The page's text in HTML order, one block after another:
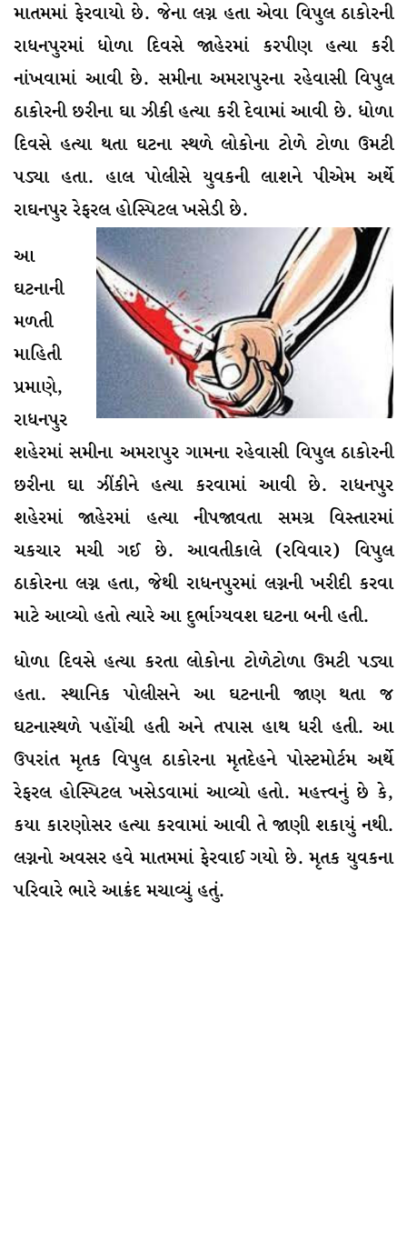
માતમમાં ફેરવાયો છે. જેના લગ્ન હતા એવા વિપુલ ઠાકોરની
રાધનપુરમાં ધોળા દિવસે જાહેરમાં કરપીણ હત્યા કરી
નાંખવામાં આવી છે. સમીના અમરાપુરના રહેવાસી વિપુલ
ઠાકોરની છરીના ઘા ઝીકી હત્યા કરી દેવામાં આવી છે. ધોળા
દિવસે હત્યા થતા ઘટના સ્થળે લોકોના ટોળે ટોળા ઉમટી
પડ્યા હતા. હાલ પોલીસે યુવકની લાશને પીએમ અર્થે
રાઘનપુર રેફરલ હોસ્પિટલ ખસેડી છે.
આ
ઘટનાની
મળતી
માહિતી
પ્રમાણે,
રાધનપુર
શહેરમાં સમીના અમરાપુર ગામના રહેવાસી વિપુલ ઠાકોરની
છરીના ઘા ઝીંકીને હત્યા કરવામાં આવી છે. રાધનપુર
શહેરમાં જાહેરમાં હત્યા નીપજાવતા સમગ્ર વિસ્તારમાં
ચકચાર મચી ગઈ છે. આવતીકાલે (રવિવાર) વિપુલ
ઠાકોરના લગ્ન હતા, જેથી રાધનપુરમાં લગ્નની ખરીદી કરવા
માટે આવ્યો હતો ત્યારે આ દુર્ભાગ્યવશ ઘટના બની હતી.
ધોળા દિવસે હત્યા કરતા લોકોના ટોળેટોળા ઉમટી પડ્યા
હતા. સ્થાનિક પોલીસને આ ઘટનાની જાણ થતા જ
ઘટનાસ્થળે પહોંચી હતી અને તપાસ હાથ ધરી હતી. આ
ઉપરાંત મૃતક વિપુલ ઠાકોરના મૃતદેહને પોસ્ટમોર્ટમ અર્થે
રેફરલ હોસ્પિટલ ખસેડવામાં આવ્યો હતો. મહત્ત્વનું છે કે,
કયા કારણોસર હત્યા કરવામાં આવી તે જાણી શકાયું નથી.
લગ્નનો અવસર હવે માતમમાં ફેરવાઈ ગયો છે. મૃતક યુવકના
પરિવારે ભારે આક્રંદ મચાવ્યું હતું.